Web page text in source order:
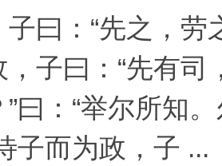
曰：“先之，劳
子曰：“先有司
曰：“举尔所知
子而为政，子 ...